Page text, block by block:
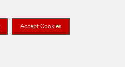
Accept Cookies